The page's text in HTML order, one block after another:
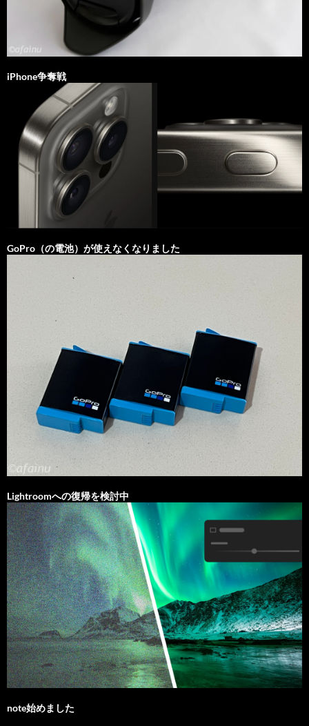
iPhone争奪戦
GoPro（の電池）が使えなくなりました
Lightroomへの復帰を検討中
note始めました